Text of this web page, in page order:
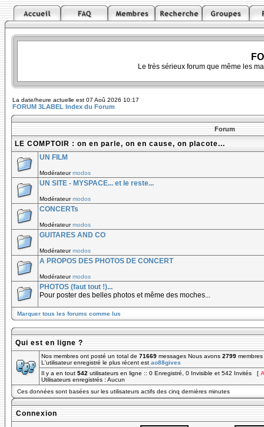
Le très sérieux forum que même les
La date/heure actuelle est 07 Aoû 2026 10:17
FORUM 3LABEL Index du Forum
Forum
LE COMPTOIR : on en parle, on en cause, on placote...
UN FILM
Modérateurmodos
UN SITE - MYSPACE... et le reste...
Modérateurmodos
CONCERTs
Modérateurmodos
GUITARES AND CO
Modérateurmodos
A PROPOS DES PHOTOS DE CONCERT
Modérateurmodos
PHOTOS (faut tout !)...
Pour poster des belles photos et même des moches...
Marquer tous les forums comme lus
Qui est en ligne ?
Nos membres ont posté un total de 71669 messages Nous avons 2799
L'utilisateur enregistré le plus récent est ao88gives
Il y a en tout 542 utilisateurs en ligne :: 0 Enregistré, 0 Invisible et 542 Invités [
Utilisateurs enregistrés : Aucun
Ces données sont basées sur les utilisateurs actifs des cinq dernières minutes
Connexion